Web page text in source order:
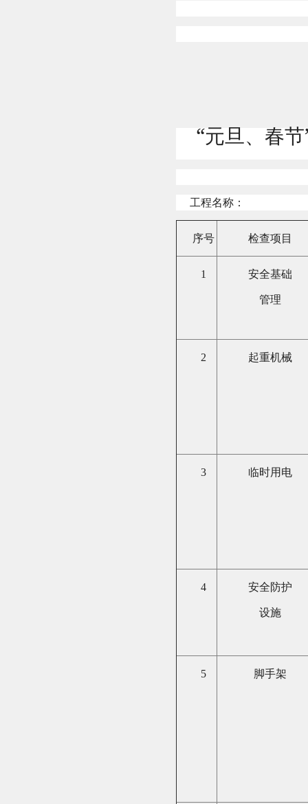
“元旦、春
工程名称：
序号 检查项目
1 安全基础
管理
2 起重机械
3 临时用电
4 安全防护
设施
5 脚手架